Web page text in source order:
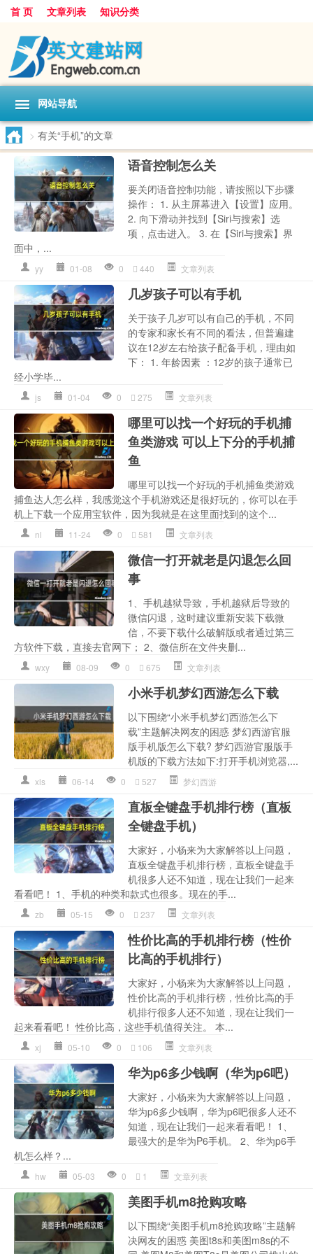
首 页 文章列表 知识分类
网站导航
> 有关“手机”的文章
语音控制怎么关
要关闭语音控制功能，请按照以下步骤
操作： 1. 从主屏幕进入【设置】应用。
2. 向下滑动并找到【Siri与搜索】选
项，点击进入。 3. 在【Siri与搜索】界
面中，...
yy 01-08 0 440 文章列表
几岁孩子可以有手机
关于孩子几岁可以有自己的手机，不同
的专家和家长有不同的看法，但普遍建
议在12岁左右给孩子配备手机，理由如
下： 1. 年龄因素 ：12岁的孩子通常已
经小学毕...
js 01-04 0 275 文章列表
哪里可以找一个好玩的手机捕
鱼类游戏 可以上下分的手机捕
鱼
哪里可以找一个好玩的手机捕鱼类游戏
捕鱼达人怎么样，我感觉这个手机游戏还是很好玩的，你可以在手
机上下载一个应用宝软件，因为我就是在这里面找到的这个...
nl 11-24 0 581 文章列表
微信一打开就老是闪退怎么回
事
1、手机越狱导致，手机越狱后导致的
微信闪退，这时建议重新安装下载微
信，不要下载什么破解版或者通过第三
方软件下载，直接去官网下； 2、微信所在文件夹删...
wxy 08-09 0 675 文章列表
小米手机梦幻西游怎么下载
以下围绕“小米手机梦幻西游怎么下
载”主题解决网友的困惑 梦幻西游官服
版手机版怎么下载? 梦幻西游官服版手
机版的下载方法如下:打开手机浏览器,...
xls 06-14 0 527 梦幻西游
直板全键盘手机排行榜（直板
全键盘手机）
大家好，小杨来为大家解答以上问题，
直板全键盘手机排行榜，直板全键盘手
机很多人还不知道，现在让我们一起来
看看吧！ 1、手机的种类和款式也很多。现在的手...
zb 05-15 0 237 文章列表
性价比高的手机排行榜（性价
比高的手机排行）
大家好，小杨来为大家解答以上问题，
性价比高的手机排行榜，性价比高的手
机排行很多人还不知道，现在让我们一
起来看看吧！ 性价比高，这些手机值得关注。 本...
xj 05-10 0 106 文章列表
华为p6多少钱啊（华为p6吧）
大家好，小杨来为大家解答以上问题，
华为p6多少钱啊，华为p6吧很多人还不
知道，现在让我们一起来看看吧！ 1、
最强大的是华为P6手机。 2、华为p6手
机怎么样？...
hw 05-03 0 1 文章列表
美图手机m8抢购攻略
以下围绕“美图手机m8抢购攻略”主题解
决网友的困惑 美图t8s和美图m8s的不